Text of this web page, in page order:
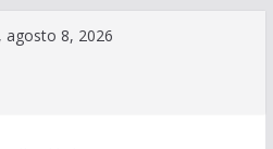
agosto 8, 2026